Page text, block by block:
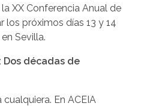
XX Conferencia Anual de
los próximos días 13 y 14
Sevilla.
décadas de
En ACEIA